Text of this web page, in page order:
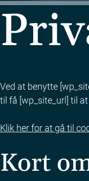
Ved at benytte
til få [wp_site_url] til
Klik her for at gå til
Kort